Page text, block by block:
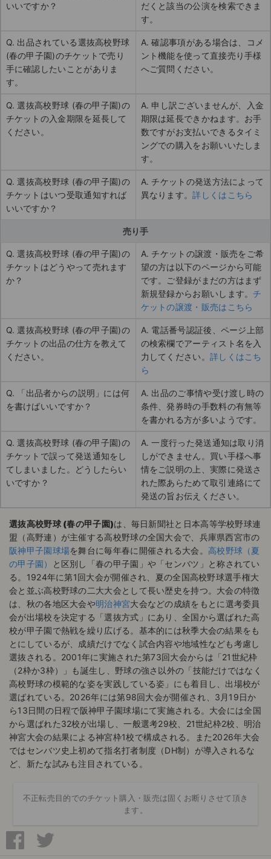
いいですか？
だくと該当の公演を検索できま
す。
Q. 出品されている選抜高校野球
(春の甲子園)のチケットで売り
手に確認したいことがありま
す。
A. 確認事項がある場合は、コメ
ント機能を使って直接売り手様
へご質問ください。
Q. 選抜高校野球 (春の甲子園)の
チケットの入金期限を延長して
ください。
A. 申し訳ございませんが、入金
期限は延長できかねます。お手
数ですがお支払いできるタイミ
ングでの購入をお願いいたしま
す。
Q. 選抜高校野球 (春の甲子園)の
チケットはいつ受取通知すれば
いいですか？
A. チケットの発送方法によって
異なります。詳しくはこちら
売り手
Q. 選抜高校野球 (春の甲子園)の
チケットはどうやって売れます
か？
A. チケットの譲渡・販売をご希
望の方は以下のページから可能
です。ご登録がまだの方はまず
新規登録からお願いします。 チ
ケットの譲渡・販売はこちら
Q. 選抜高校野球 (春の甲子園)の
チケットの出品の仕方を教えて
ください。
A. 電話番号認証後、ページ上部
の検索欄でアーティスト名を入
力してください。 詳しくはこち
ら
Q. 「出品者からの説明」には何
を書けばいいですか？
A. 出品のご事情や受け渡し時の
条件、発券時の手数料の有無等
を書かれる方が多いようです。
Q. 選抜高校野球 (春の甲子園)の
チケットで誤って発送通知をし
てしまいました。どうしたらい
いですか？
A. 一度行った発送通知は取り消
しができません。買い手様へ事
情をご説明の上、実際に発送さ
れた際あらためて取引連絡にて
発送の旨お伝えください。
選抜高校野球 (春の甲子園)は、毎日新聞社と日本高等学校野球連
盟（高野連）が主催する高校野球の全国大会で、兵庫県西宮市の
阪神甲子園球場を舞台に毎年春に開催される大会。 高校野球（夏
の甲子園）
と区別し「春の甲子園」や「センバツ」と称されてい
る。1924年に第1回大会が開催され、夏の全国高校野球選手権大
会と並ぶ高校野球の二大大会として長い歴史を持つ。大会の特徴
は、秋の各地区大会や明治神宮大会などの成績をもとに選考委員
会が出場校を決定する「選抜方式」にあり、全国から選ばれた高
校が甲子園で熱戦を繰り広げる。基本的には秋季大会の結果をも
とにしているが、成績だけでなく試合内容や地域性なども考慮し
選抜される。2001年に実施された第73回大会からは「21世紀枠
（2枠か3枠）」も誕生し、野球の強さ以外の「技能だけではなく
高校野球の模範的な姿を実践している姿」にも着目し、出場校が
選ばれている。2026年には第98回大会が開催され、3月19日か
ら13日間の日程で阪神甲子園球場にて実施される。大会には全国
から選ばれた32校が出場し、一般選考29校、21世紀枠2校、明治
神宮大会の結果による神宮枠1校で構成される。また2026年大会
ではセンバツ史上初めて指名打者制度（DH制）が導入されるな
ど、新たな試みも注目されている。
不正転売目的でのチケット購入・販売は固くお断りさせて頂き
ます。